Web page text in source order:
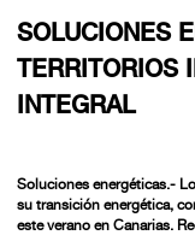
SOLUCIONES
TERRITORIOS
INTEGRAL
Soluciones energéticas.-
su transición energética,
este verano en Canarias.